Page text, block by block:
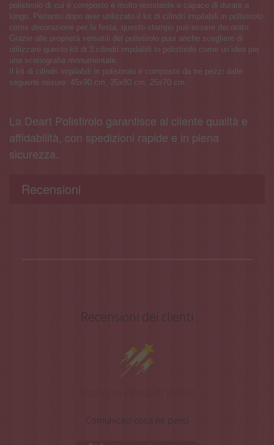
polistirolo di cui è composto è molto resistente e capace di durare a
lungo. Pertanto dopo aver utilizzato il kit di cilindri impilabili in polistirolo
come decorazione per la festa, questo stampo può essere decorato.
Grazie alle proprietà versatili del polistirolo puoi anche scegliere di
utilizzare questo kit di 3 cilindri impilabili in polistirolo come un’idea per
una scenografia monumentale.
Il kit di cilindri impilabili in polistirolo è composto da tre pezzi dalle
seguenti misure: 45x90 cm, 35x80 cm, 25x70 cm.
La Deart Polistirolo garantisce al cliente qualità e
affidabilità, con spedizioni rapide e in piena
sicurezza.
Recensioni
Recensioni dei clienti
Comunicaci cosa ne pensi